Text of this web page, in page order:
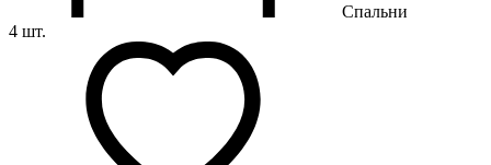
Спальни
4 шт.